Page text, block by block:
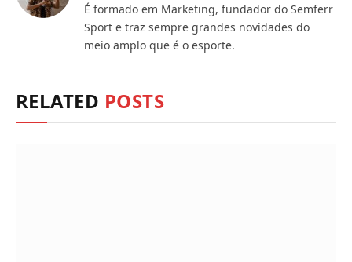
É formado em Marketing, fundador do Semferr
Sport e traz sempre grandes novidades do
meio amplo que é o esporte.
RELATED POSTS